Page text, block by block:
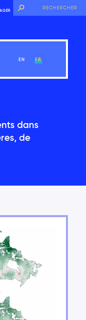
EN FR
dans
de
de pluie
climatiques
douce